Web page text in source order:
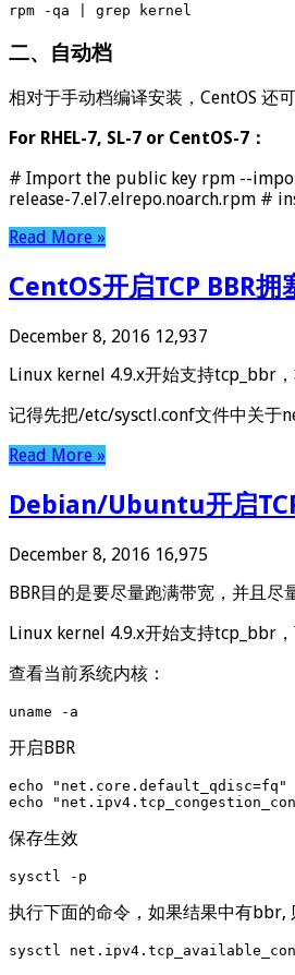
rpm -qa | grep kernel
二、自动档
相对于手动档编译安装，CentOS 还
For RHEL-7, SL-7 or CentOS-7：
# Import the public key rpm --
release-7.el7.elrepo.noarch.rpm #
Read More »
CentOS开启TCP BBR拥
December 8, 2016 12,937
Linux kernel 4.9.x开始支持tcp_bbr
记得先把/etc/sysctl.conf文件中关于
Read More »
Debian/Ubuntu开启
December 8, 2016 16,975
BBR目的是要尽量跑满带宽，并且尽
Linux kernel 4.9.x开始支持tcp_bbr
查看当前系统内核：
uname -a
开启BBR
echo
echo
保存生效
sysctl -p
执行下面的命令，如果结果中有bbr,
sysctl